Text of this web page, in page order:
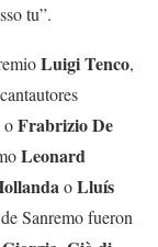
tu”.
Luigi Tenco,
oFrabrizio De
Leonard
oLluís
Sanremo fueron